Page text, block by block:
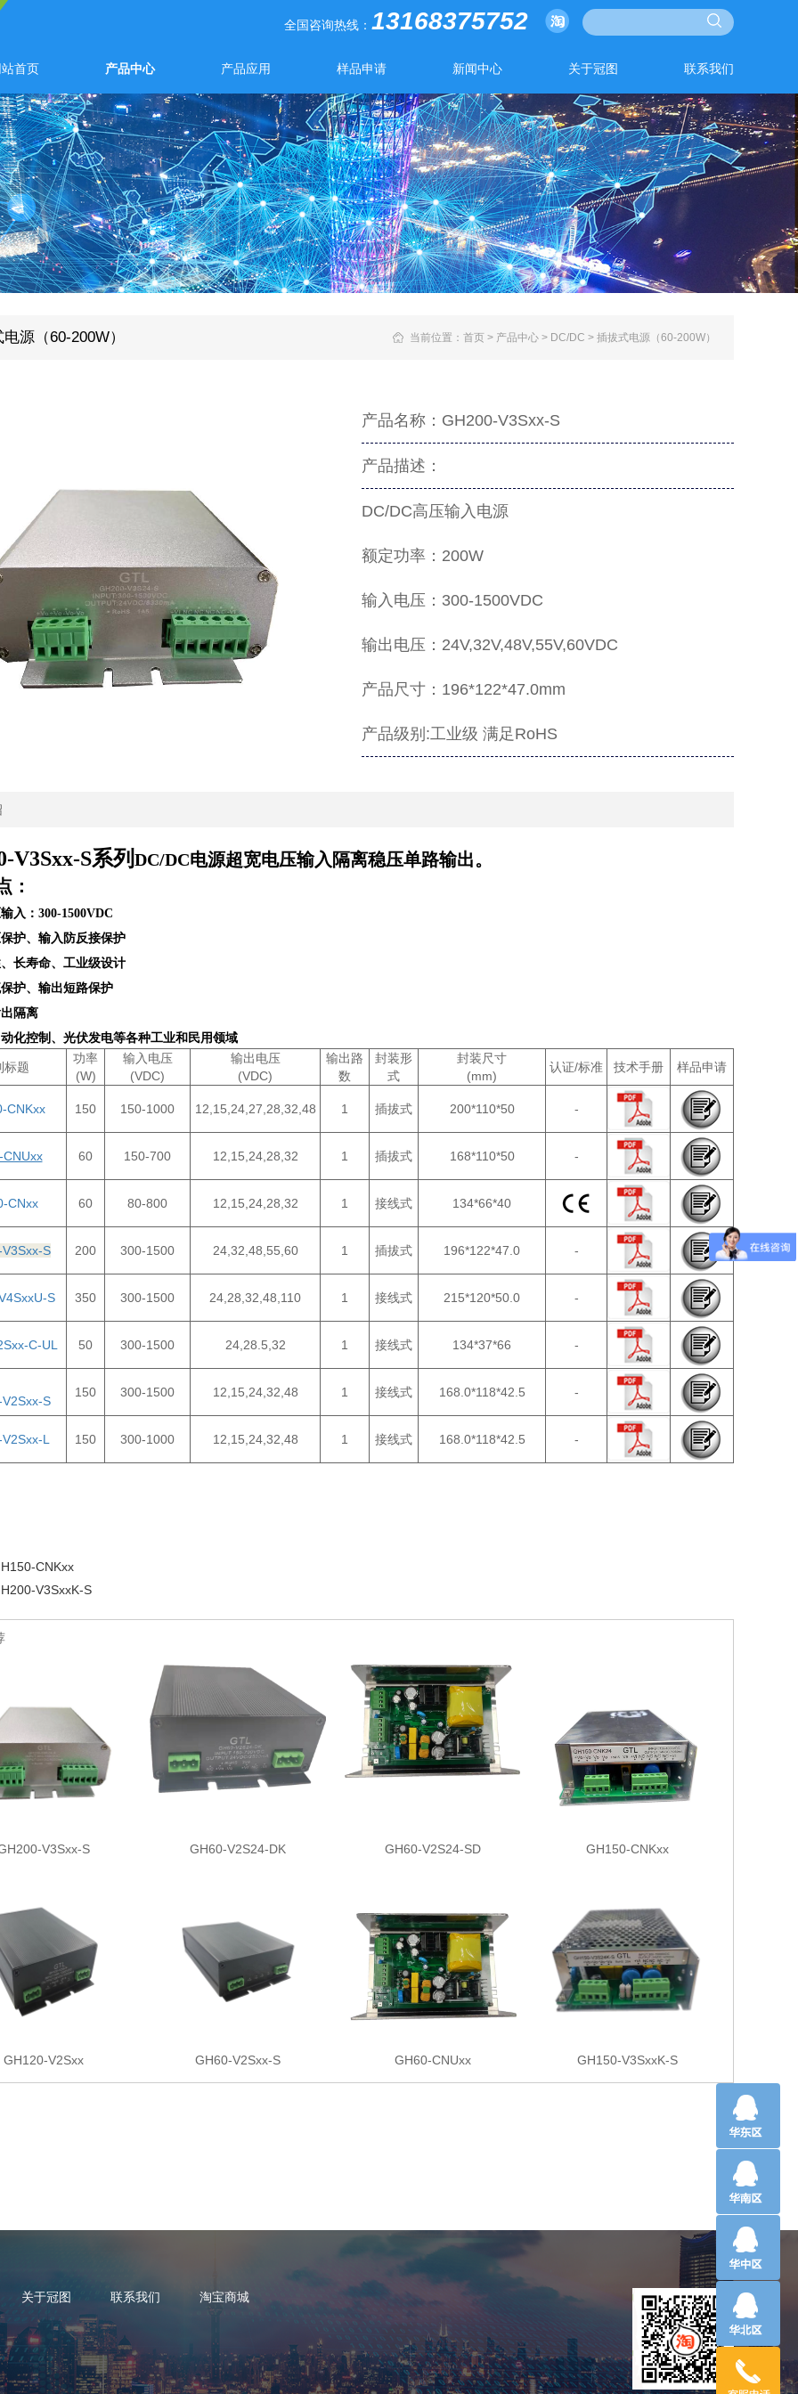
全国咨询热线： 13168375752
首页 产品中心 产品应用 样品申请 新闻中心 关于冠图 联系我们
源（60-200W） 当前位置： 首页 > 产品中心 > DC/DC > 插拔式电源（60-200W）
产品名称：GH200-V3Sxx-S
产品描述：
DC/DC高压输入电源
额定功率：200W
输入电压：300-1500VDC
输出电压：24V,32V,48V,55V,60VDC
产品尺寸：196*122*47.0mm
产品级别:工业级 满足RoHS
V3Sxx-S系列 DC/DC电源超宽电压输入隔离稳压单路输出。
：
入：300-1500VDC
护、输入防反接保护
长寿命、工业级设计
护、输出短路保护
隔离
化控制、光伏发电等各种工业和民用领域
标题
功率
(W)
输入电压
(VDC)
输出电压
(VDC)
输出路
数
封装形
式
封装尺寸
(mm)
认证/标准 技术手册 样品申请
CNKxx 150 150-1000 12,15,24,27,28,32,48 1 插拔式 200*110*50 -
60 150-700 12,15,24,28,32 1 插拔式 168*110*50 -
CNxx 60 80-800 12,15,24,28,32 1 接线式 134*66*40
S 200 300-1500 24,32,48,55,60 1 插拔式 196*122*47.0 -
S 350 300-1500 24,28,32,48,110 1 接线式 215*120*50.0 -
C-UL 50 300-1500 24,28.5,32 1 接线式 134*37*66 -
S
150 300-1500 12,15,24,32,48 1 接线式 168.0*118*42.5 -
L 150 300-1000 12,15,24,32,48 1 接线式 168.0*118*42.5 -
CNKxx
V3SxxK-S
V3Sxx-S GH60-V2S24-DK GH60-V2S24-SD GH150-CNKxx
GH120-V2Sxx GH60-V2Sxx-S GH60-CNUxx GH150-V3SxxK-S
关于冠图 联系我们 淘宝商城